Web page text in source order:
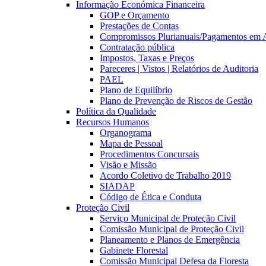
Informação Económica Financeira
GOP e Orçamento
Prestações de Contas
Compromissos Plurianuais/Pagamentos em
Contratação pública
Impostos, Taxas e Preços
Pareceres | Vistos | Relatórios de Auditoria
PAEL
Plano de Equilíbrio
Plano de Prevenção de Riscos de Gestão
Política da Qualidade
Recursos Humanos
Organograma
Mapa de Pessoal
Procedimentos Concursais
Visão e Missão
Acordo Coletivo de Trabalho 2019
SIADAP
Código de Ética e Conduta
Proteção Civil
Serviço Municipal de Proteção Civil
Comissão Municipal de Proteção Civil
Planeamento e Planos de Emergência
Gabinete Florestal
Comissão Municipal Defesa da Floresta